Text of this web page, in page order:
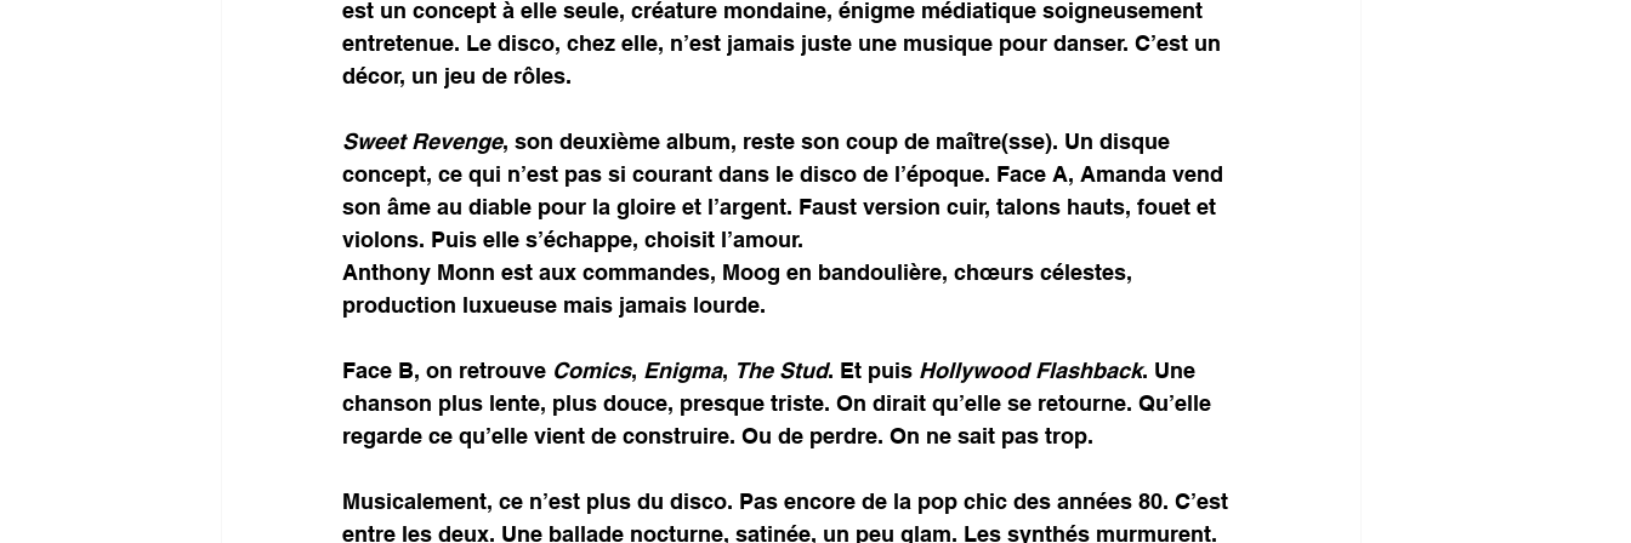
est un concept à elle seule, créature mondaine, énigme médiatique soigneusement
entretenue. Le disco, chez elle, n’est jamais juste une musique pour danser. C’est un
décor, un jeu de rôles.
Sweet Revenge, son deuxième album, reste son coup de maître(sse). Un disque
concept, ce qui n’est pas si courant dans le disco de l’époque. Face A, Amanda vend
son âme au diable pour la gloire et l’argent. Faust version cuir, talons hauts, fouet et
violons. Puis elle s’échappe, choisit l’amour.
Anthony Monn est aux commandes, Moog en bandoulière, chœurs célestes,
production luxueuse mais jamais lourde.
Face B, on retrouve Comics, Enigma, The Stud. Et puis Hollywood Flashback. Une
chanson plus lente, plus douce, presque triste. On dirait qu’elle se retourne. Qu’elle
regarde ce qu’elle vient de construire. Ou de perdre. On ne sait pas trop.
Musicalement, ce n’est plus du disco. Pas encore de la pop chic des années 80. C’est
entre les deux. Une ballade nocturne, satinée, un peu glam. Les synthés murmurent.